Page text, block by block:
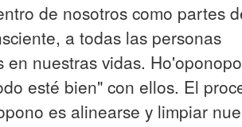
de nosotros como partes
a todas las personas
en nuestras vidas.
esté bien" con ellos. El
es alinearse y limpiar